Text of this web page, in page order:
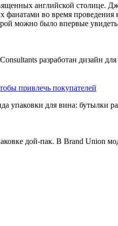
английской
во время
можно было впервые
разработан дизайн
привлечь покупателей
упаковки для вина: бутылки
дой-пак. В Brand Union